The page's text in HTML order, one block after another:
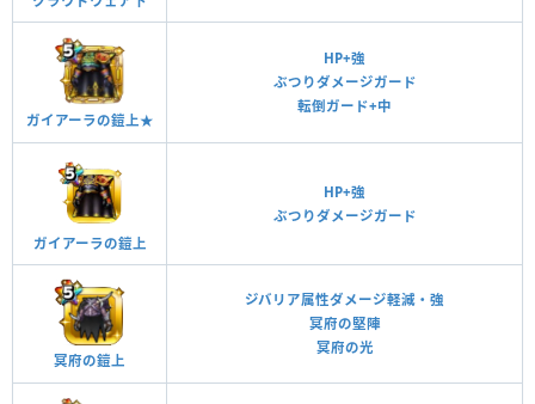
ガイアーラの鎧上★
HP+強
ぶつりダメージガード
転倒ガード+中
ガイアーラの鎧上
HP+強
ぶつりダメージガード
冥府の鎧上
ジバリア属性ダメージ軽減・強
冥府の堅陣
冥府の光